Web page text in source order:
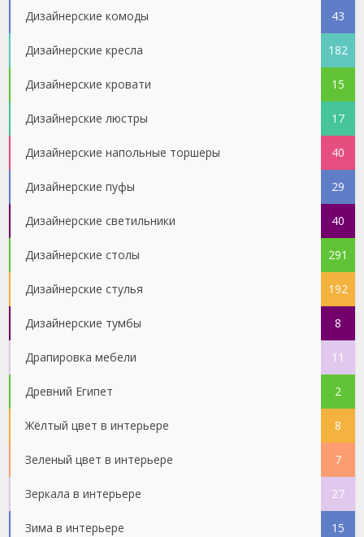
Дизайнерские комоды 43
Дизайнерские кресла 182
Дизайнерские кровати 15
Дизайнерские люстры 17
Дизайнерские напольные торшеры 40
Дизайнерские пуфы 29
Дизайнерские светильники 40
Дизайнерские столы 291
Дизайнерские стулья 192
Дизайнерские тумбы 8
Драпировка мебели 11
Древний Египет 2
Жёлтый цвет в интерьере 8
Зеленый цвет в интерьере 7
Зеркала в интерьере 27
Зима в интерьере 15